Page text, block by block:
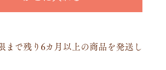
で残り6カ月以上の商品を発送し